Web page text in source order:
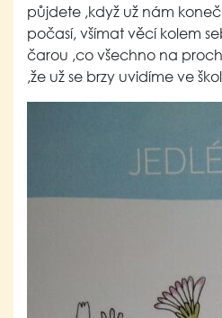
půjdete ,když už nám
počasí, všímat věcí kolem
čarou ,co všechno na
,že už se brzy uvidíme ve